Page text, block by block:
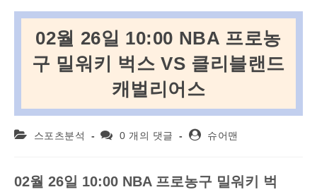
02월 26일 10:00 NBA 프로농
구 밀워키 벅스 VS 클리블랜드
캐벌리어스
Post 스포츠분석
Post0 개의 댓글
Post슈어맨
02월 26일 10:00 NBA 프로농구 밀워키
벅